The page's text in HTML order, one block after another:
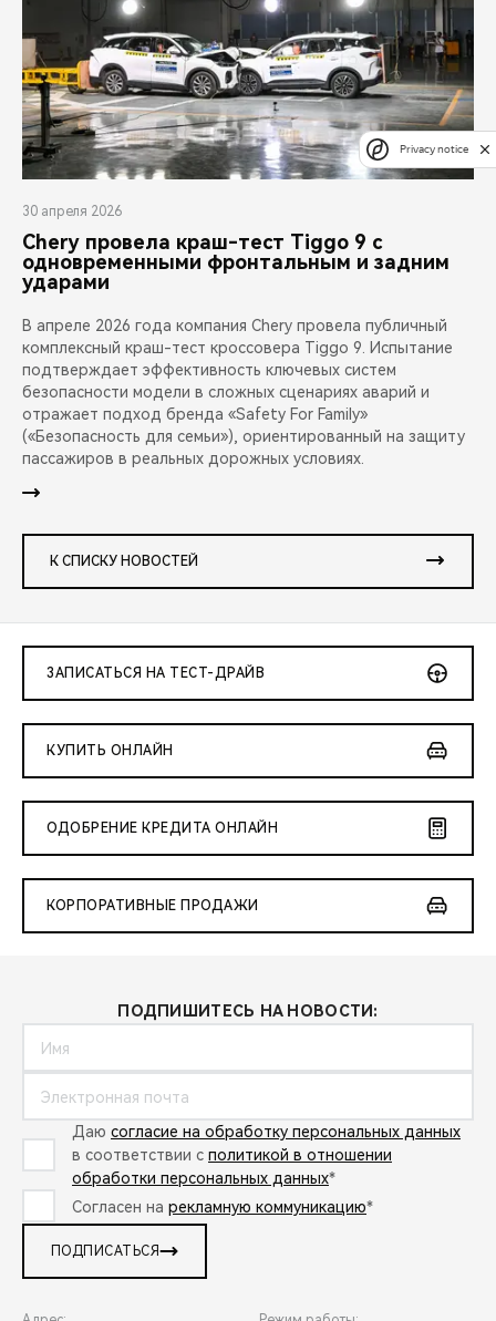
30 апреля 2026
Chery провела краш-тест Tiggo 9 с
одновременными фронтальным и задним
ударами
В апреле 2026 года компания Chery провела публичный
комплексный краш-тест кроссовера Tiggo 9. Испытание
подтверждает эффективность ключевых систем
безопасности модели в сложных сценариях аварий и
отражает подход бренда «Safety For Family»
(«Безопасность для семьи»), ориентированный на защиту
пассажиров в реальных дорожных условиях.
К СПИСКУ НОВОСТЕЙ
ЗАПИСАТЬСЯ НА ТЕСТ-ДРАЙВ
КУПИТЬ ОНЛАЙН
ОДОБРЕНИЕ КРЕДИТА ОНЛАЙН
КОРПОРАТИВНЫЕ ПРОДАЖИ
ПОДПИШИТЕСЬ НА НОВОСТИ:
Даю согласие на обработку персональных данных
в соответствии с политикой в отношении
обработки персональных данных*
Согласен на рекламную коммуникацию*
ПОДПИСАТЬСЯ
Privacy notice